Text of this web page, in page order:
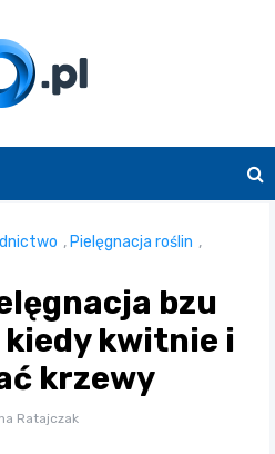
, Pielęgnacja roślin ,
bzu
kwitnie i
krzewy
Ratajczak